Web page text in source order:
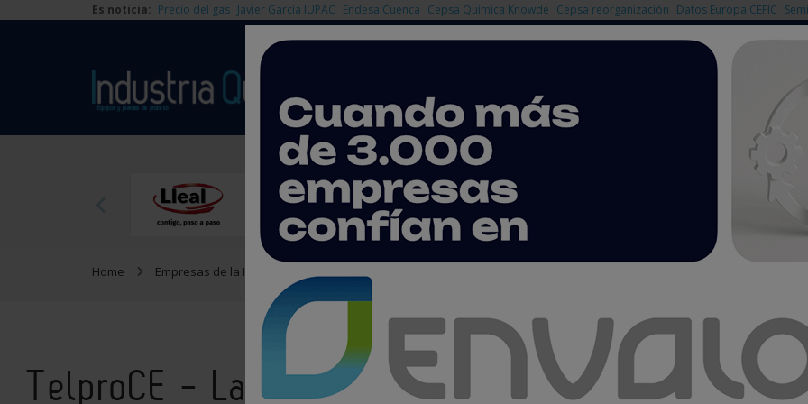
Es noticia: Precio del gas Javier García IUPAC Endesa Cuenca Cepsa Química Knowde Cepsa reorganización Datos Europa CEFIC
Home Empresas de la Industria Química
TelproCE - Laboratorio EMC y Marcado CE, S.L.